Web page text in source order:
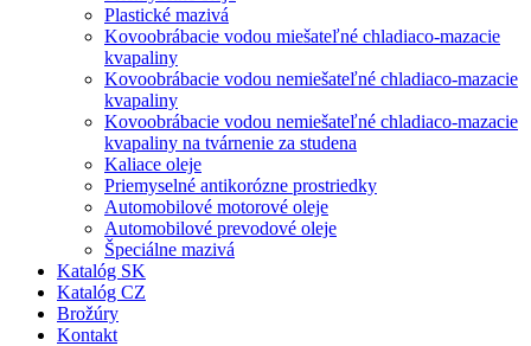
Plastické mazivá
Kovoobrábacie vodou miešateľné chladiaco-mazacie
kvapaliny
Kovoobrábacie vodou nemiešateľné chladiaco-mazacie
kvapaliny
Kovoobrábacie vodou nemiešateľné chladiaco-mazacie
kvapaliny na tvárnenie za studena
Kaliace oleje
Priemyselné antikorózne prostriedky
Automobilové motorové oleje
Automobilové prevodové oleje
Špeciálne mazivá
Katalóg SK
Katalóg CZ
Brožúry
Kontakt